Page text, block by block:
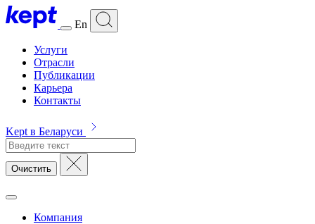
En
Услуги
Отрасли
Публикации
Карьера
Контакты
Kept в Беларуси
Очистить
Компания